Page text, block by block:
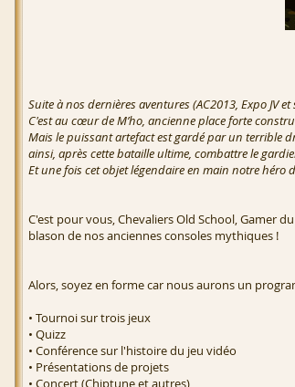
Suite à nos dernières aventures (AC2013, Expo JV
C'est au cœur de M’ho, ancienne place forte
Mais le puissant artefact est gardé par un terrible
ainsi, après cette bataille ultime, combattre le
Et une fois cet objet légendaire en main notre
C'est pour vous, Chevaliers Old School, Gamer
blason de nos anciennes consoles mythiques !
Alors, soyez en forme car nous aurons un
• Tournoi sur trois jeux
• Quizz
• Conférence sur l'histoire du jeu vidéo
• Présentations de projets